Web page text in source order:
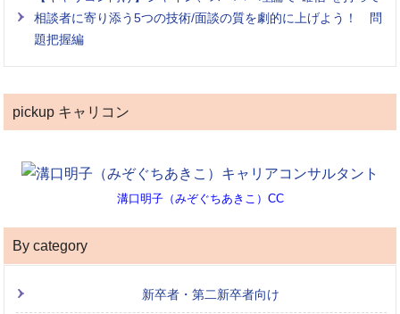
相談者に寄り添う5つの技術/面談の質を劇的に上げよう！ 問
題把握編
pickup キャリコン
溝口明子（みぞぐちあきこ）CC
By category
新卒者・第二新卒者向け